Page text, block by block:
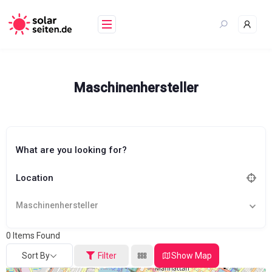
content
Maschinenhersteller
What are you looking for?
Location
Maschinenhersteller
0 Items Found
Sort By Filter Show Map